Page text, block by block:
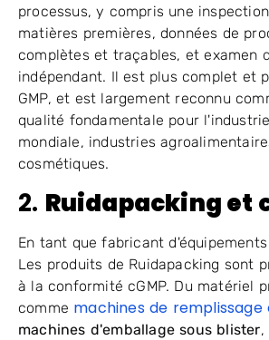
processus, y compris une
matières premières, données de
complètes et traçables, et examen
indépendant. Il est plus complet et
GMP, et est largement reconnu
qualité fondamentale pour
mondiale, industries
cosmétiques.
2. Ruidapacking et
En tant que fabricant
Les produits de Ruidapacking sont
à la conformité cGMP. Du matériel
comme machines de remplissage
machines d'emballage sous blister,